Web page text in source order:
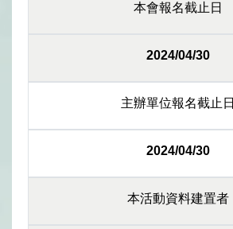
本會報名截止日
2024/04/30
主辦單位報名截止日
2024/04/30
本活動資料建置者